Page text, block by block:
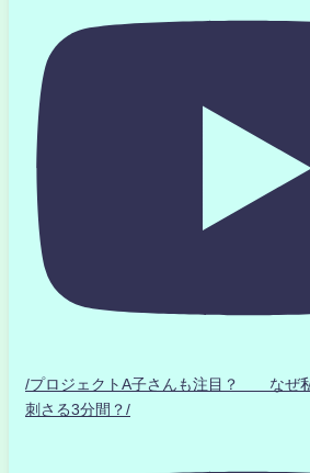
/プロジェクトA子さんも注目？ なぜ
刺さる3分間？/